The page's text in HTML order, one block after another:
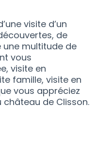
visite d’un
de
une multitude de
vous
visite en
famille, visite en
vous appréciez
de Clisson.